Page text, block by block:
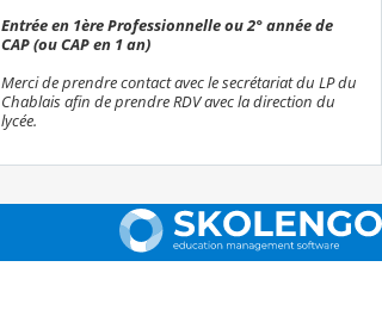
Entrée en 1ère Professionnelle ou 2° année de
CAP (ou CAP en 1 an)
Merci de prendre contact avec le secrétariat du LP du
Chablais afin de prendre RDV avec la direction du
lycée.